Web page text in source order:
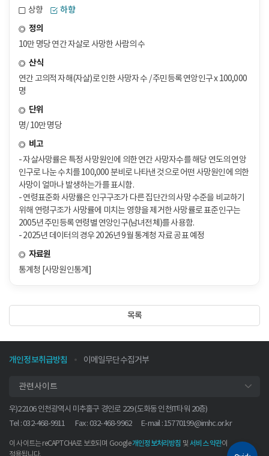
상향
하향
정의
10만 명당 연간 자살로 사망한 사람의 수
산식
연간 고의적 자해(자살)로 인한 사망자 수 / 주민등록 연앙인구 x 100,000
명
단위
명/ 10만 명당
비고
- 자살사망률은 특정 사망원인에 의한 연간 사망자수를 해당 연도의 연앙
인구로 나눈 수치를 100,000 분비로 나타낸 것으로 어떤 사망원인에 의한
사망이 얼마나 발생하는가를 표시함.
- 연령표준화 사망률은 인구구조가 다른 집단간의 사망 수준을 비교하기
위해 연령구조가 사망률에 미치는 영향을 제거한 사망률로 표준인구는
2005년 주민등록 연령별 연앙인구(남녀전체)를 사용함.
- 2025년 데이터의 경우 2026년 9월 통계청 자료 공표 예정
자료원
통계청 [사망원인통계]
목록
개인정보취급방침 이메일무단수집거부
관련사이트
우)22106 인천광역시 미추홀구 경인로 229 (도화동 인천IT타워 20층)
Tel : 032-468-9911
Fax : 032-468-9962 E-mail :15770199@imhc.or.kr
이 사이트는 reCAPTCHA로 보호되며 Google개인정보처리방침 및서비스 약관이
적용됩니다.